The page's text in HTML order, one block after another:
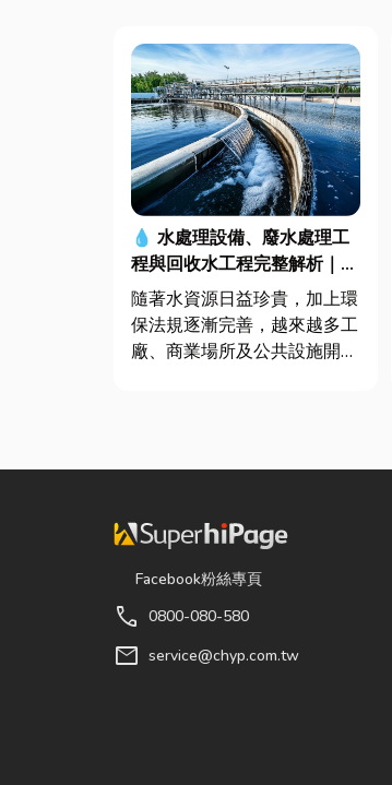
💧 水處理設備、廢水處理工
程與回收水工程完整解析｜打
造高效率水資源管理方案
隨著水資源日益珍貴，加上環
保法規逐漸完善，越來越多工
廠、商業場所及公共設施開始
文...
Facebook粉絲專頁
call 0800-080-580
mail service@chyp.com.tw